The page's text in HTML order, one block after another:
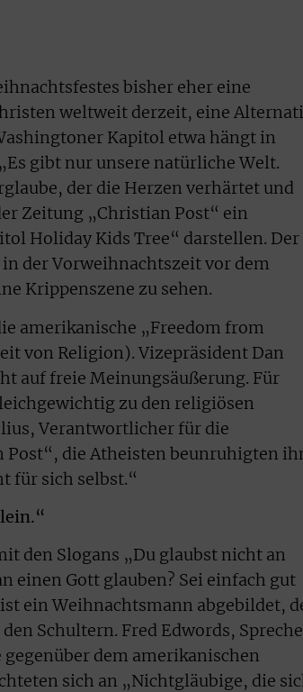
bisher eher eine
weltweit derzeit, eine
Kapitol etwa hängt in
gibt nur unsere natürliche Welt.
der die Herzen verhärtet und
Zeitung „Christian Post“ ein
Holiday Kids Tree“ darstellen. Der
der Vorweihnachtszeit vor dem
Krippenszene zu sehen.
amerikanische „Freedom from
von Religion). Vizepräsident Dan
auf freie Meinungsäußerung. Für
zu den religiösen
Verantwortlicher für die
Post“, die Atheisten beunruhigten
für sich selbst.“
den Slogans „Du glaubst nicht an
einen Gott glauben? Sei einfach gut
ein Weihnachtsmann abgebildet,
Schultern. Fred Edwords,
dem amerikanischen
sich an „Nichtgläubige, die